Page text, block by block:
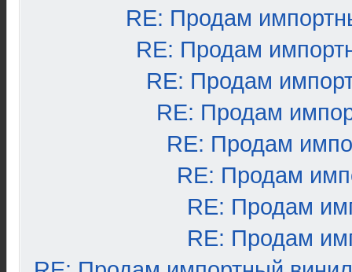
RE: Продам
RE: Продам
RE: Продам
RE: Продам
RE: Продам
RE: Продам
RE: Продам
RE: Продам